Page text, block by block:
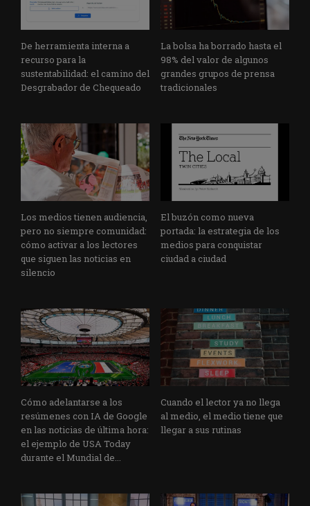
De herramienta interna a
recurso para la
sustentabilidad: el camino del
Desgrabador de Chequeado
La bolsa ha borrado hasta el
98% del valor de algunos
grandes grupos de prensa
tradicionales
Los medios tienen audiencia,
pero no siempre comunidad:
cómo activar a los lectores
que siguen las noticias en
silencio
El buzón como nueva
portada: la estrategia de los
medios para conquistar
ciudad a ciudad
Cómo adelantarse a los
resúmenes con IA de Google
en las noticias de última hora:
el ejemplo de USA Today
durante el Mundial de...
Cuando el lector ya no llega
al medio, el medio tiene que
llegar a sus rutinas